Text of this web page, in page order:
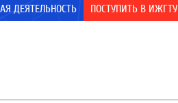
ДЕЯТЕЛЬНОСТЬ ПОСТУПИТЬ В ИЖГТУ